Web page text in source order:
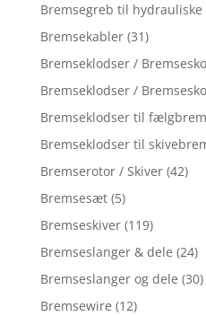
Bremsegreb til
Bremsekabler (31)
Bremseklodser /
Bremseklodser /
Bremseklodser til
Bremseklodser til
Bremserotor / Skiver (42)
Bremsesæt (5)
Bremseskiver (119)
Bremseslanger & dele (24)
Bremseslanger og dele (30)
Bremsewire (12)